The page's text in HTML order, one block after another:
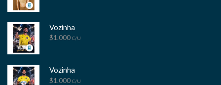
Vozinha
$1.000 C/U
Vozinha
$1.000 C/U